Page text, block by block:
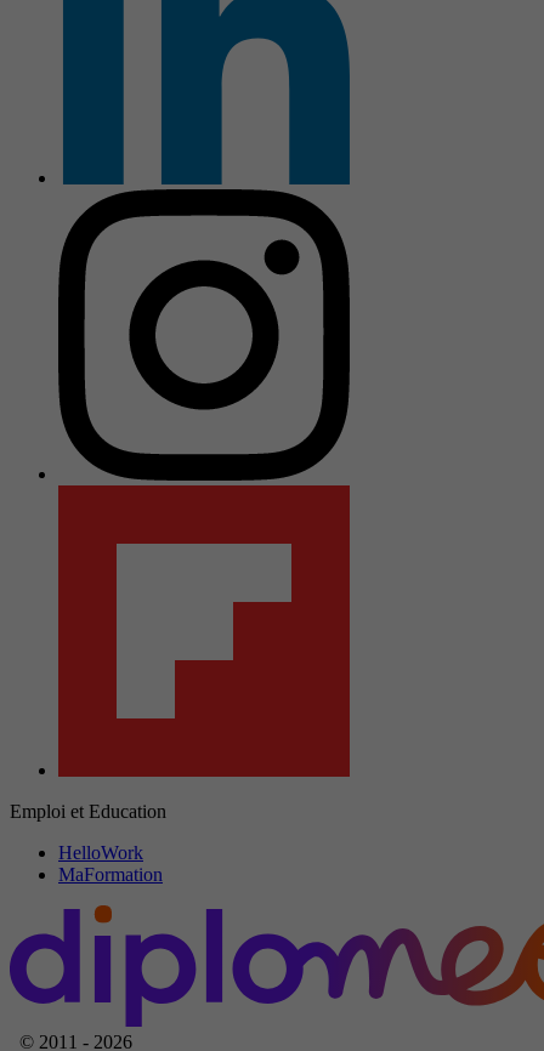
Emploi et Education
HelloWork
MaFormation
© 2011 - 2026